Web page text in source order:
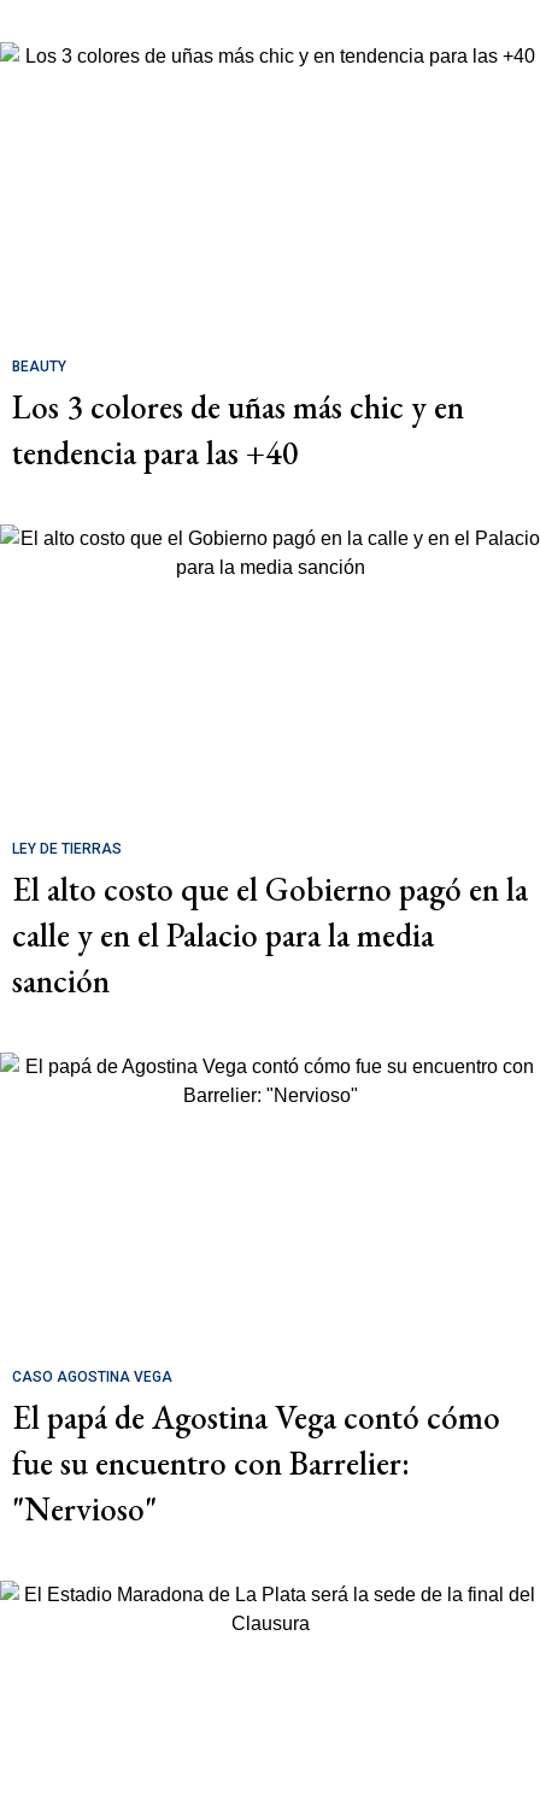
BEAUTY
Los 3 colores de uñas más chic y en
tendencia para las +40
LEY DE TIERRAS
El alto costo que el Gobierno pagó en la
calle y en el Palacio para la media
sanción
CASO AGOSTINA VEGA
El papá de Agostina Vega contó cómo
fue su encuentro con Barrelier:
"Nervioso"